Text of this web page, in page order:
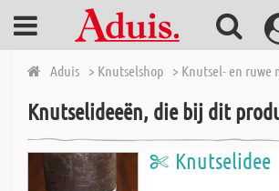
Aduis > Knutselshop > Knutsel- en ruwe
Knutselideeën, die bij dit
Knutselidee